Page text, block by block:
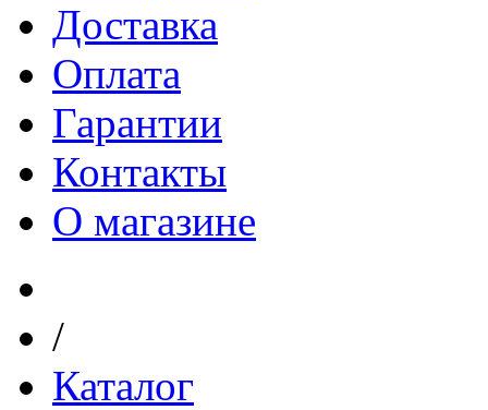
Доставка
Оплата
Гарантии
Контакты
О магазине
/
Каталог